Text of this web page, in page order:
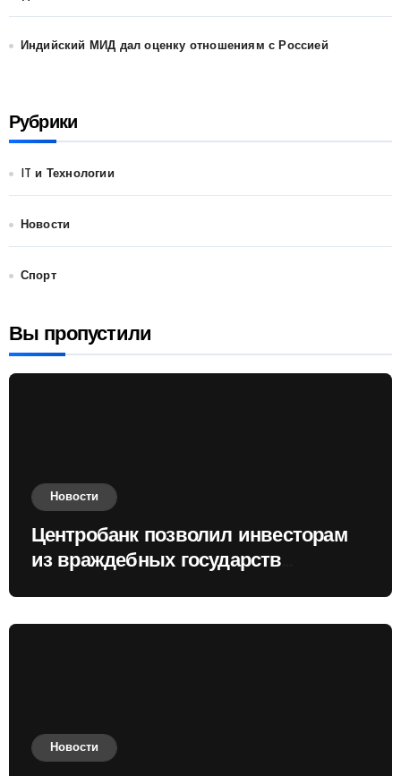
Индийский МИД дал оценку отношениям с Россией
Рубрики
IT и Технологии
Новости
Спорт
Вы пропустили
Новости
Центробанк позволил инвесторам
из враждебных государств
Новости